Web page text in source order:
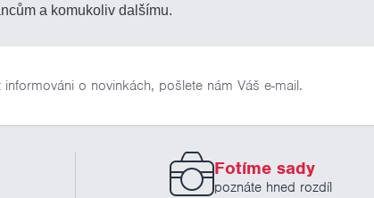
a komukoliv dalšímu.
informováni o novinkách, pošlete nám Váš e-mail.
Fotíme sady
poznáte hned rozdíl